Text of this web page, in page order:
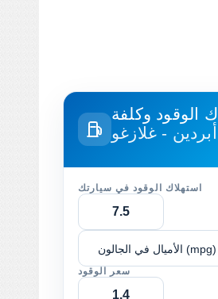
الوقود وكلفة
أبردين - غلازغو
استهلاك الوقود في سيارتك
الأميال في الجالون (mpg)
سعر الوقود